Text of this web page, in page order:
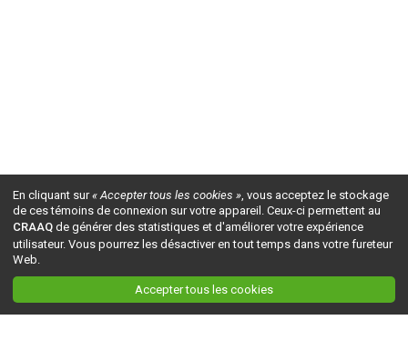
En cliquant sur« Accepter tous les cookies », vous acceptez le stockage
de ces témoins de connexion sur votre appareil. Ceux-ci permettent au
CRAAQ de générer des statistiques et d'améliorer votre expérience
utilisateur. Vous pourrez les désactiver en tout temps dans votre fureteur
Web.
Accepter tous les cookies